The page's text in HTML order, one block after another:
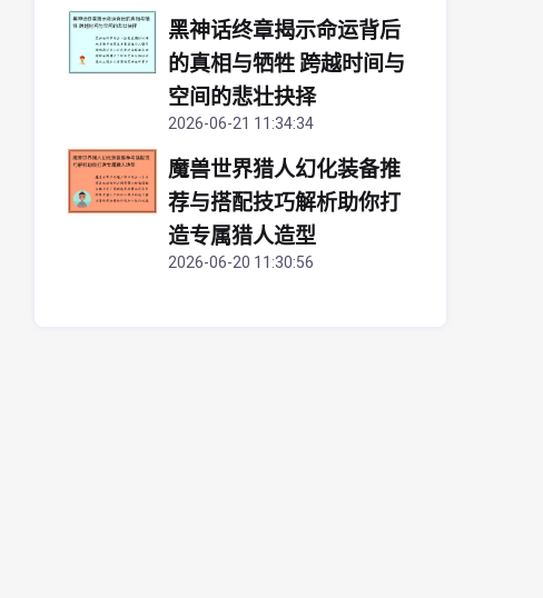
黑神话终章揭示命运背后
的真相与牺牲 跨越时间与
空间的悲壮抉择
2026-06-21 11:34:34
魔兽世界猎人幻化装备推
荐与搭配技巧解析助你打
造专属猎人造型
2026-06-20 11:30:56